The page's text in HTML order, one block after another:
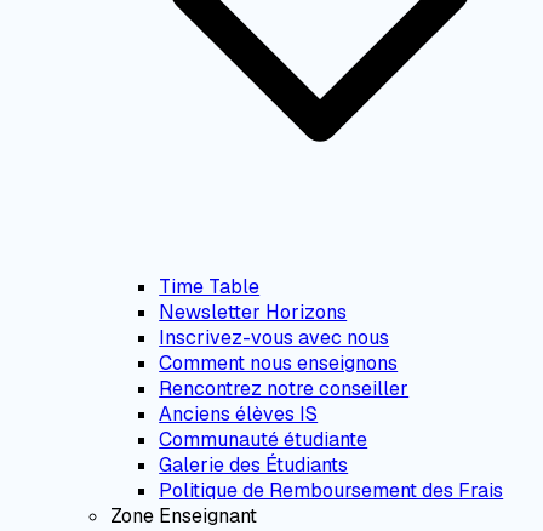
Time Table
Newsletter Horizons
Inscrivez-vous avec nous
Comment nous enseignons
Rencontrez notre conseiller
Anciens élèves IS
Communauté étudiante
Galerie des Étudiants
Politique de Remboursement des Frais
Zone Enseignant